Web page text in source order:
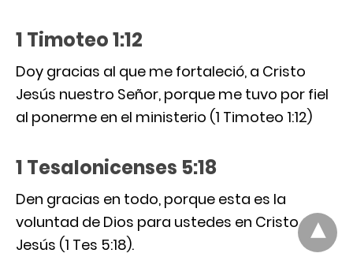
1 Timoteo 1:12
Doy gracias al que me fortaleció, a Cristo
Jesús nuestro Señor, porque me tuvo por fiel
al ponerme en el ministerio (1 Timoteo 1:12)
1 Tesalonicenses 5:18
Den gracias en todo, porque esta es la
voluntad de Dios para ustedes en Cristo
Jesús (1 Tes 5:18).